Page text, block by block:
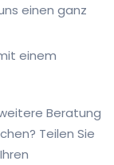
einen ganz
einem
Beratung
Teilen Sie